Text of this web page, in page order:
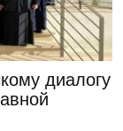
диалогу